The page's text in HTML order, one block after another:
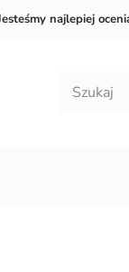
najlepiej